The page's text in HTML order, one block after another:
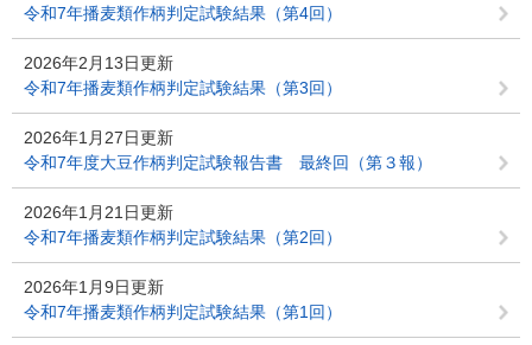
令和7年播麦類作柄判定試験結果（第4回）
2026年2月13日更新
令和7年播麦類作柄判定試験結果（第3回）
2026年1月27日更新
令和7年度大豆作柄判定試験報告書 最終回（第３報）
2026年1月21日更新
令和7年播麦類作柄判定試験結果（第2回）
2026年1月9日更新
令和7年播麦類作柄判定試験結果（第1回）